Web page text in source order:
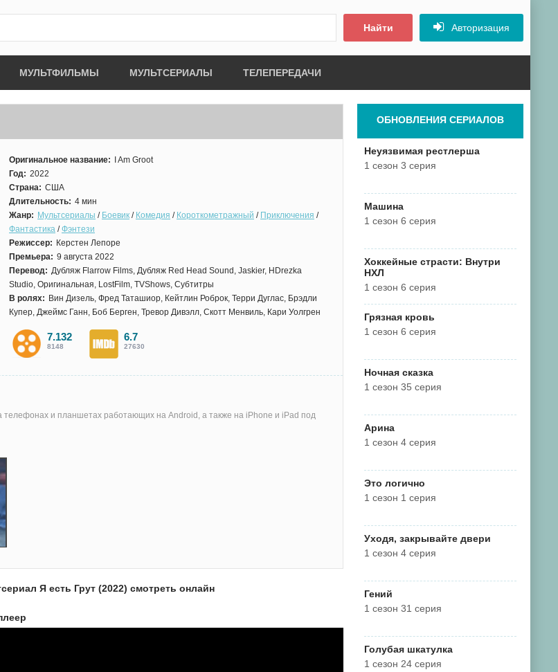
Найти Авторизация
МУЛЬТФИЛЬМЫ МУЛЬТСЕРИАЛЫ ТЕЛЕПЕРЕДАЧИ
Оригинальное название:
I Am Groot
Год: 2022
Страна: США
Длительность: 4 мин
Жанр: Мультсериалы / Боевик / Комедия / Короткометражный / Приключения /
Фантастика /Фэнтези
Режиссер: Керстен Лепоре
Премьера: 9 августа 2022
Перевод: Дубляж Flarrow Films, Дубляж Red Head Sound, Jaskier, HDrezka
Studio, Оригинальная, LostFilm, TVShows, Субтитры
В ролях: Вин Дизель, Фред Таташиор, Кейтлин Роброк, Терри Дуглас, Брэдли
Купер, Джеймс Ганн, Боб Берген, Тревор Дивэлл, Скотт Менвиль, Кари Уолгрен
7.132
8148
6.7
27630
и планшетах работающих на Android, а также на iPhone и iPad под
Я есть Грут (2022) смотреть онлайн
ОБНОВЛЕНИЯ СЕРИАЛОВ
Неуязвимая рестлерша
1 сезон 3 серия
Машина
1 сезон 6 серия
Хоккейные страсти: Внутри
НХЛ
1 сезон 6 серия
Грязная кровь
1 сезон 6 серия
Ночная сказка
1 сезон 35 серия
Арина
1 сезон 4 серия
Это логично
1 сезон 1 серия
Уходя, закрывайте двери
1 сезон 4 серия
Гений
1 сезон 31 серия
Голубая шкатулка
1 сезон 24 серия